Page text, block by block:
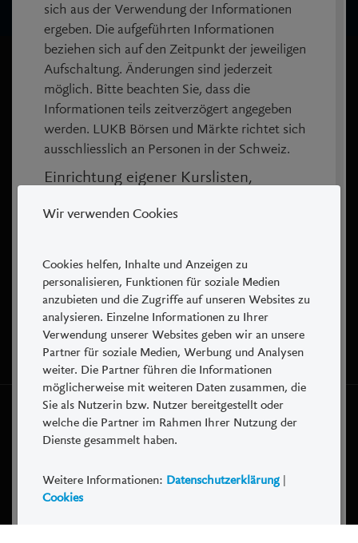
Wir verwenden Cookies
Cookies helfen, Inhalte und Anzeigen zu
personalisieren, Funktionen für soziale Medien
anzubieten und die Zugriffe auf unseren Websites zu
analysieren. Einzelne Informationen zu Ihrer
Verwendung unserer Websites geben wir an unsere
Partner für soziale Medien, Werbung und Analysen
weiter. Die Partner führen die Informationen
möglicherweise mit weiteren Daten zusammen, die
Sie als Nutzerin bzw. Nutzer bereitgestellt oder
welche die Partner im Rahmen Ihrer Nutzung der
Dienste gesammelt haben.
Weitere Informationen: Datenschutzerklärung |
Cookies
sich aus der Verwendung der Informationen
ergeben. Die aufgeführten Informationen
beziehen sich auf den Zeitpunkt der jeweiligen
Aufschaltung. Änderungen sind jederzeit
möglich. Bitte beachten Sie, dass die
Informationen teils zeitverzögert angegeben
werden. LUKB Börsen und Märkte richtet sich
ausschliesslich an Personen in der Schweiz.
Einrichtung eigener Kurslisten,
und Portfolios einzurichten. Die Nutzung dieser
Funktionen setzt eine vorgängige Registrierung
voraus, bei welcher ein frei wählbarer
Benutzername und ein frei wählbares Passwort
bestimmt werden. Eigene Kurslisten,
Limitenlisten und Portfolios können jederzeit
ohne vorherige Ankündigung gelöscht werden.
In der Regel erfolgt dies ohne Anzeige an den
betroffenen Benutzer, wenn diese seit über
einem Jahr nicht mehr gebraucht wurden.
Werbung und
Produktdokumentationen
LUKB
Luzerner Kantonalbank AG
6003 Luzern
+41 844 844 866
info@lukb.ch
Bankenclearing: 00778
LUKB auf
2018 - 2021 © Luzerner Kantonalbank
Basisinformationsblätter
Cookies
Impressum